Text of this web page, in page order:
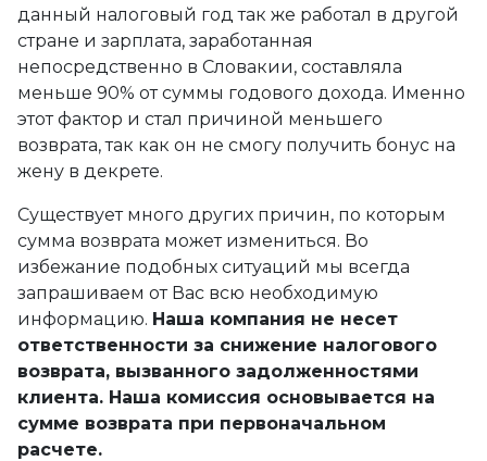
данный налоговый год так же работал в другой
стране и зарплата, заработанная
непосредственно в Словакии, составляла
меньше 90% от суммы годового дохода. Именно
этот фактор и стал причиной меньшего
возврата, так как он не смогу получить бонус на
жену в декрете.
Существует много других причин, по которым
сумма возврата может измениться. Во
избежание подобных ситуаций мы всегда
запрашиваем от Вас всю необходимую
информацию. Наша компания не несет
ответственности за снижение налогового
возврата, вызванного задолженностями
клиента. Наша комиссия основывается на
сумме возврата при первоначальном
расчете.